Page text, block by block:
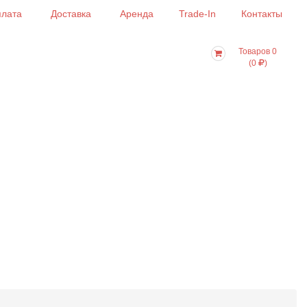
Доставка Аренда Trade-In Контакты
Товаров 0
(0
)